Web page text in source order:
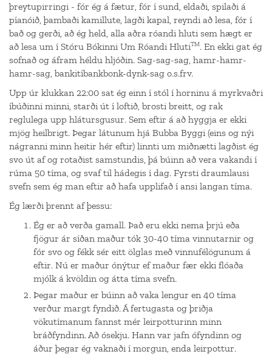
þreytupirringi - fór ég á fætur, fór í sund, eldaði, spilaði á
píanóið, þambaði kamillute, lagði kapal, reyndi að lesa, fór í
bað og gerði, að ég held, alla aðra róandi hluti sem hægt er
að lesa um í Stóru Bókinni Um Róandi HlutiTM. En ekki gat ég
sofnað og áfram héldu hljóðin. Sag-sag-sag, hamr-hamr-
hamr-sag, bankitíbankbonk-dynk-sag o.s.frv.
Upp úr klukkan 22:00 sat ég einn í stól í horninu á myrkvaðri
íbúðinni minni, starði út í loftið, brosti breitt, og rak
reglulega upp hlátursgusur. Sem eftir á að hyggja er ekki
mjög heilbrigt. Þegar látunum hjá Bubba Byggi (eins og nýi
nágranni minn heitir hér eftir) linnti um miðnætti lagðist ég
svo út af og rotaðist samstundis, þá búinn að vera vakandi í
rúma 50 tíma, og svaf til hádegis í dag. Fyrsti draumlausi
svefn sem ég man eftir að hafa upplifað í ansi langan tíma.
Ég lærði þrennt af þessu:
Ég er að verða gamall. Það eru ekki nema þrjú eða
fjögur ár síðan maður tók 30-40 tíma vinnutarnir og
fór svo og fékk sér eitt ölglas með vinnufélögunum á
eftir. Nú er maður ónýtur ef maður fær ekki flóaða
mjólk á kvöldin og átta tíma svefn.
Þegar maður er búinn að vaka lengur en 40 tíma
verður margt fyndið. Á fertugasta og þriðja
vökutímanum fannst mér leirpotturinn minn
bráðfyndinn. Að ósekju. Hann var jafn ófyndinn og
áður þegar ég vaknaði í morgun, enda leirpottur.